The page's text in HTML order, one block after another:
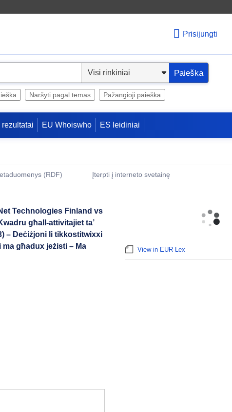
Prisijungti
Paieška
Naršyti pagal temas Pažangioji paieška
EU Whoiswho ES leidiniai
(RDF)
Įterpti į interneto svetainę
Technologies Finland vs
għall-attivitajiet ta’
– Deċiżjoni li tikkostitwixxi
għadux jeżisti – Ma
View in EUR-Lex